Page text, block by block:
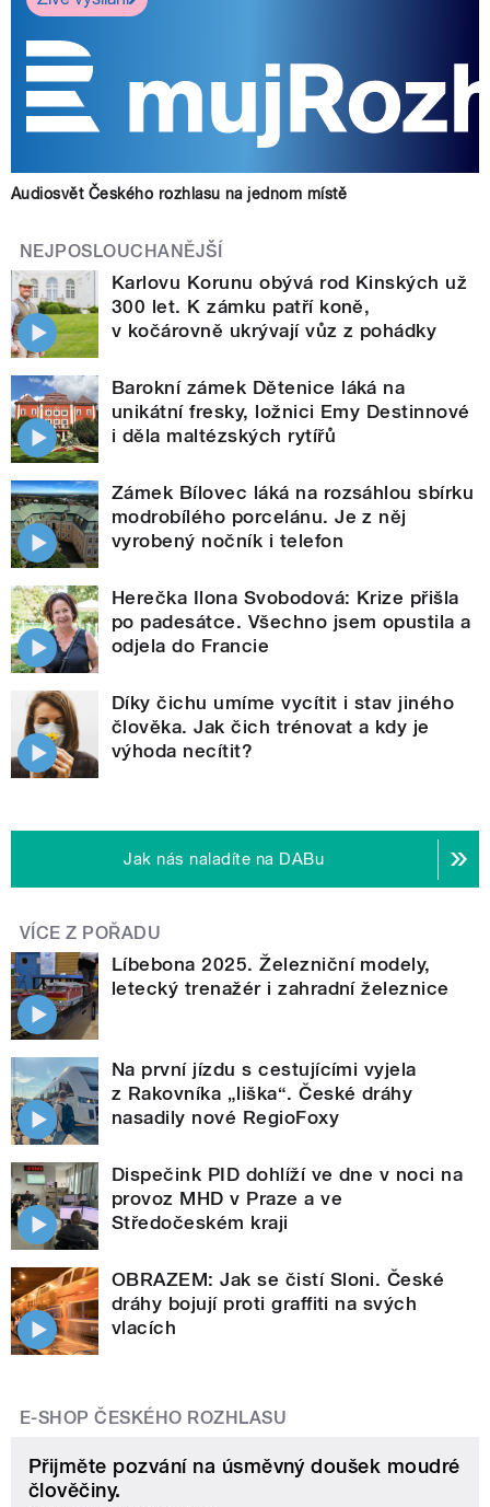
Audiosvět Českého rozhlasu na jednom místě
NEJPOSLOUCHANĚJŠÍ
Karlovu Korunu obývá rod Kinských už
300 let. K zámku patří koně,
v kočárovně ukrývají vůz z pohádky
Barokní zámek Dětenice láká na
unikátní fresky, ložnici Emy Destinnové
i děla maltézských rytířů
Zámek Bílovec láká na rozsáhlou sbírku
modrobílého porcelánu. Je z něj
vyrobený nočník i telefon
Herečka Ilona Svobodová: Krize přišla
po padesátce. Všechno jsem opustila a
odjela do Francie
Díky čichu umíme vycítit i stav jiného
člověka. Jak čich trénovat a kdy je
výhoda necítit?
Jak nás naladíte na DABu
VÍCE Z POŘADU
Líbebona 2025. Železniční modely,
letecký trenažér i zahradní železnice
Na první jízdu s cestujícími vyjela
z Rakovníka „liška“. České dráhy
nasadily nové RegioFoxy
Dispečink PID dohlíží ve dne v noci na
provoz MHD v Praze a ve
Středočeském kraji
OBRAZEM: Jak se čistí Sloni. České
dráhy bojují proti graffiti na svých
vlacích
E-SHOP ČESKÉHO ROZHLASU
Přijměte pozvání na úsměvný doušek moudré
člověčiny.